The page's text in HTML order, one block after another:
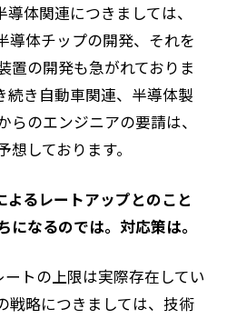
導体関連につきましては、
導体チップの開発、それを
置の開発も急がれておりま
続き自動車関連、半導体製
らのエンジニアの要請は、
しております。
るレートアップとのこと
になるのでは。対応策は。
トの上限は実際存在してい
戦略につきましては、技術